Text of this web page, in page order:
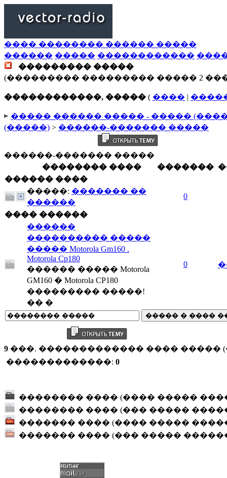
���� �������� ������ �����
������ ����� ������������
��������� �����
(��������� ��������� ����� 2
������������, ����� ( ���� |
����� ������ ����� - �����
(�����) > ������-������� �����
������-������� �����
�������� ����
�������
������ ����
�����: ������� ��
������
0
���� ������
������
���������� �����
����� Motorola Gm160 .
Motorola Cp180
������ ����� Motorola
GM160 � Motorola CP180
��������� �����!
�� �
0
9 ���. ������������� ���� �����
�������������: 0
�������� ���� (���� �����
�������� ���� (��� �����
������� ���� (���� �����
������� ���� (��� �����